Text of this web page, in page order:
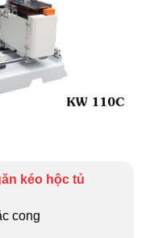
kéo hộc tủ
cong